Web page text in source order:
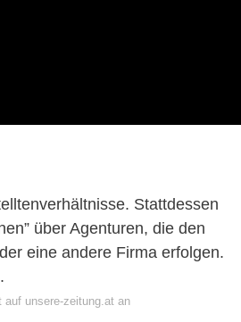
Stattdessen
über Agenturen, die den
eine andere Firma erfolgen.
auf unsere-zeitung.at an